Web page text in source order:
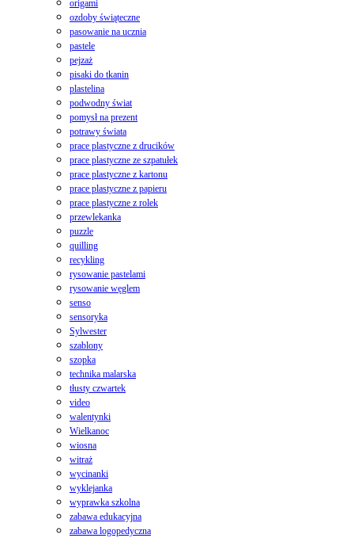
origami
ozdoby świąteczne
pasowanie na ucznia
pastele
pejzaż
pisaki do tkanin
plastelina
podwodny świat
pomysł na prezent
potrawy świata
prace plastyczne z drucików
prace plastyczne ze szpatułek
prace plastyczne z kartonu
prace plastyczne z papieru
prace plastyczne z rolek
przewlekanka
puzzle
quilling
recykling
rysowanie pastelami
rysowanie węglem
senso
sensoryka
Sylwester
szablony
szopka
technika malarska
tłusty czwartek
video
walentynki
Wielkanoc
wiosna
witraż
wycinanki
wyklejanka
wyprawka szkolna
zabawa edukacyjna
zabawa logopedyczna